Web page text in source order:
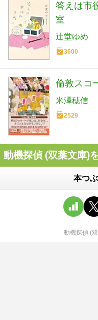
答えは市
室
辻堂ゆめ
3600
倫敦スコ
米澤穂信
2529
動機探偵 (双葉文庫)
本つ
動機探偵 (